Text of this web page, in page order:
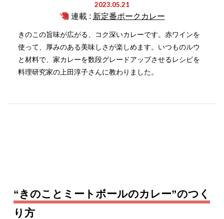
2023.05.21
連載 : 新定番ポークカレー
きのこの旨味が広がる、コク深いカレーです。赤ワインを
使って、厚みのある美味しさが楽しめます。いつものルウ
と材料で、家カレーを数段グレードアップさせるレシピを
料理研究家の上田淳子さんに教わりました。
“きのことミートボールのカレー”のつく
り方